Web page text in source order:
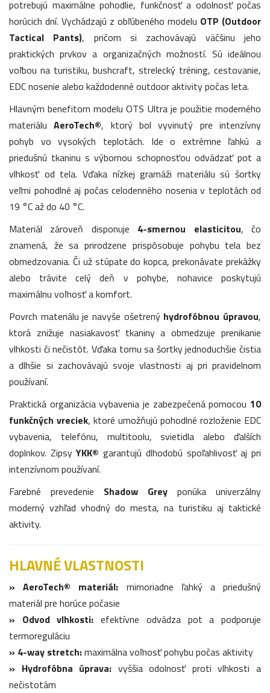
potrebujú maximálne pohodlie, funkčnosť a odolnosť počas
horúcich dní. Vychádzajú z obľúbeného modelu OTP (Outdoor
Tactical Pants), pričom si zachovávajú väčšinu jeho
praktických prvkov a organizačných možností. Sú ideálnou
voľbou na turistiku, bushcraft, strelecký tréning, cestovanie,
EDC nosenie alebo každodenné outdoor aktivity počas leta.
Hlavným benefitom modelu OTS Ultra je použitie moderného
materiáluAeroTech®, ktorý bol vyvinutý pre intenzívny
pohyb vo vysokých teplotách. Ide o extrémne ľahkú a
priedušnú tkaninu s výbornou schopnosťou odvádzať pot a
vlhkosť od tela. Vďaka nízkej gramáži materiálu sú šortky
veľmi pohodlné aj počas celodenného nosenia v teplotách od
19 °C až do 40 °C.
Materiál zároveň disponuje 4-smernou elasticitou, čo
znamená, že sa prirodzene prispôsobuje pohybu tela bez
obmedzovania. Či už stúpate do kopca, prekonávate prekážky
alebo trávite celý deň v pohybe, nohavice poskytujú
maximálnu voľnosť a komfort.
Povrch materiálu je navyše ošetrený hydrofóbnou úpravou,
ktorá znižuje nasiakavosť tkaniny a obmedzuje prenikanie
vlhkosti či nečistôt. Vďaka tomu sa šortky jednoduchšie čistia
a dlhšie si zachovávajú svoje vlastnosti aj pri pravidelnom
používaní.
Praktická organizácia vybavenia je zabezpečená pomocou 10
funkčných vreciek, ktoré umožňujú pohodlné rozloženie EDC
vybavenia, telefónu, multitoolu, svietidla alebo ďalších
doplnkov. ZipsyYKK® garantujú dlhodobú spoľahlivosť aj pri
intenzívnom používaní.
Farebné prevedenie Shadow Grey ponúka univerzálny
moderný vzhľad vhodný do mesta, na turistiku aj taktické
aktivity.
HLAVNÉ VLASTNOSTI
» AeroTech® materiál: mimoriadne ľahký a priedušný
materiál pre horúce počasie
» Odvod vlhkosti: efektívne odvádza pot a podporuje
termoreguláciu
» 4-way stretch:maximálna voľnosť pohybu počas aktivity
» Hydrofóbna úprava: vyššia odolnosť proti vlhkosti a
nečistotám